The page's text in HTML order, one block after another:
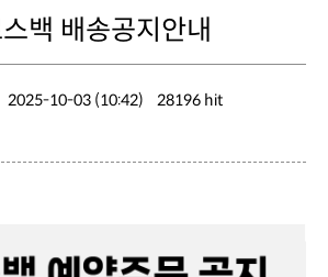
백 배송공지안내
2025-10-03 (10:42)
28196 hit